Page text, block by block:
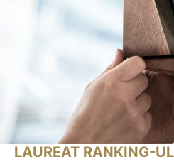
LAUREAT RANKING-